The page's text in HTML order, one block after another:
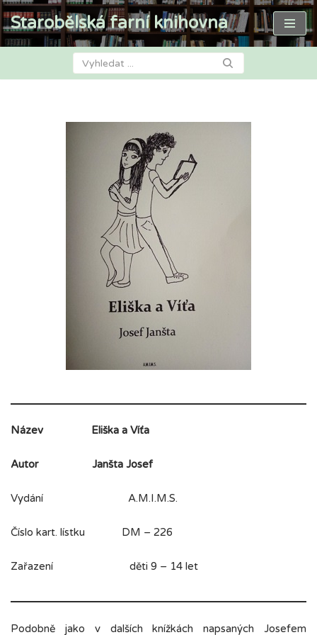
Přeskočit
Starobělská farní knihovna
Název Eliška a Víťa
Autor Janšta Josef
Vydání A.M.I.M.S.
Číslo kart. lístku DM – 226
Zařazení děti 9 – 14 let
Podobně jako v dalších knížkách napsaných Josefem